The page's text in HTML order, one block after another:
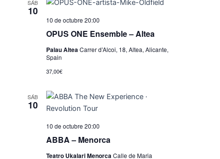
SÁB
10
OPUS ONE Ensemble – Altea
10 de octubre 20:00
Palau Altea Carrer d’Alcoi, 18, Altea, Alicante,
Spain
37,00€
SÁB
10
ABBA – Menorca
10 de octubre 20:00
Teatro Ukalari Menorca Calle de Maria